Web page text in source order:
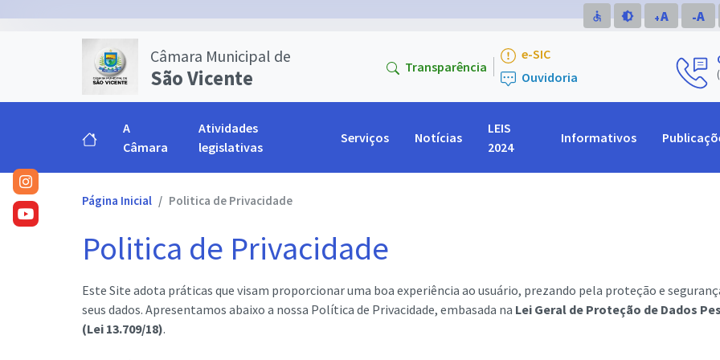
accessible brightness_medium A
+ A
-
Câmara Municipal de
São Vicente Transparência
e-SIC
Ouvidoria
A
Câmara
Atividades
legislativas
Serviços Notícias
LEIS
2024
Informativos
Página Inicial Politica de Privacidade
Politica de Privacidade
Este Site adota práticas que visam proporcionar uma boa experiência ao usuário, prezando pela proteção e
seus dados. Apresentamos abaixo a nossa Política de Privacidade, embasada na Lei Geral de Proteção de Dados
(Lei 13.709/18).